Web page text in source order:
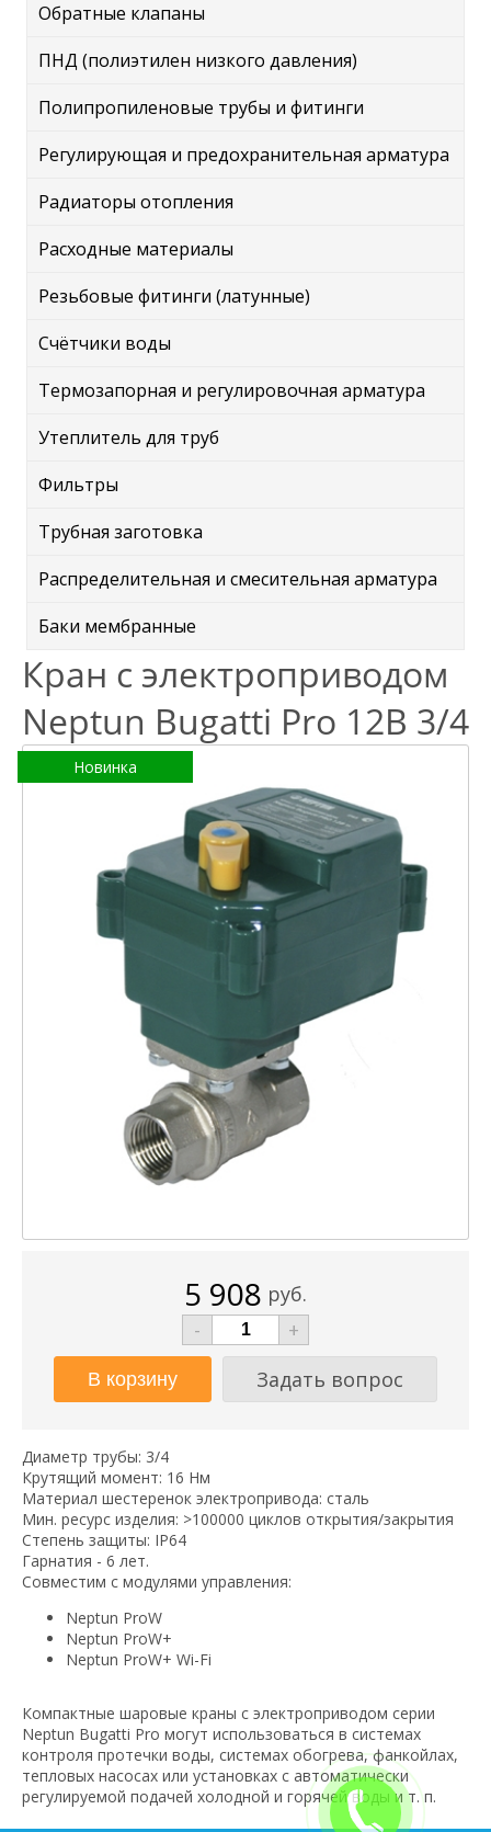
Обратные клапаны
ПНД (полиэтилен низкого давления)
Полипропиленовые трубы и фитинги
Регулирующая и предохранительная арматура
Радиаторы отопления
Расходные материалы
Резьбовые фитинги (латунные)
Счётчики воды
Термозапорная и регулировочная арматура
Утеплитель для труб
Фильтры
Трубная заготовка
Распределительная и смесительная арматура
Баки мембранные
Кран с электроприводом
Neptun Bugatti Pro 12В 3/4
Новинка
5 908 руб.
-
+
Задать вопрос
Диаметр трубы: 3/4
Крутящий момент: 16 Нм
Материал шестеренок электропривода: сталь
Мин. ресурс изделия: >100000 циклов открытия/закрытия
Степень защиты: IP64
Гарнатия - 6 лет.
Совместим с модулями управления:
Neptun ProW
Neptun ProW+
Neptun ProW+ Wi-Fi
Компактные шаровые краны с электроприводом серии
Neptun Bugatti Pro могут использоваться в системах
контроля протечки воды, системах обогрева, фанкойлах,
тепловых насосах или установках с автоматически
регулируемой подачей холодной и горячей воды и т. п.